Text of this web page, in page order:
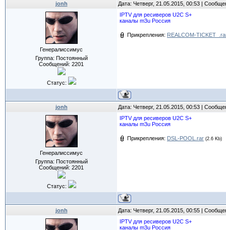
jonh Дата: Четверг, 21.05.2015, 00:53 |
Генералиссимус
Группа: Постоянный
Сообщений: 2201
Статус:
IPTV для ресиверов U2C S+
каналы m3u Россия
Прикрепления: REALCOM-
jonh Дата: Четверг, 21.05.2015, 00:53 |
Генералиссимус
Группа: Постоянный
Сообщений: 2201
Статус:
IPTV для ресиверов U2C S+
каналы m3u Россия
Прикрепления: DSL-POOL.rar (2.6 Kb)
jonh Дата: Четверг, 21.05.2015, 00:55 |
IPTV для ресиверов U2C S+
каналы m3u Россия